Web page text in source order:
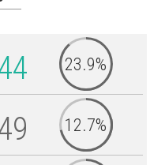
23.9%
12.7%